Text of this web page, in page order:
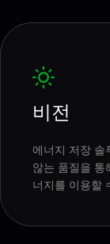
비전
에너지 저장 솔
않는 품질을 통
너지를 이용할